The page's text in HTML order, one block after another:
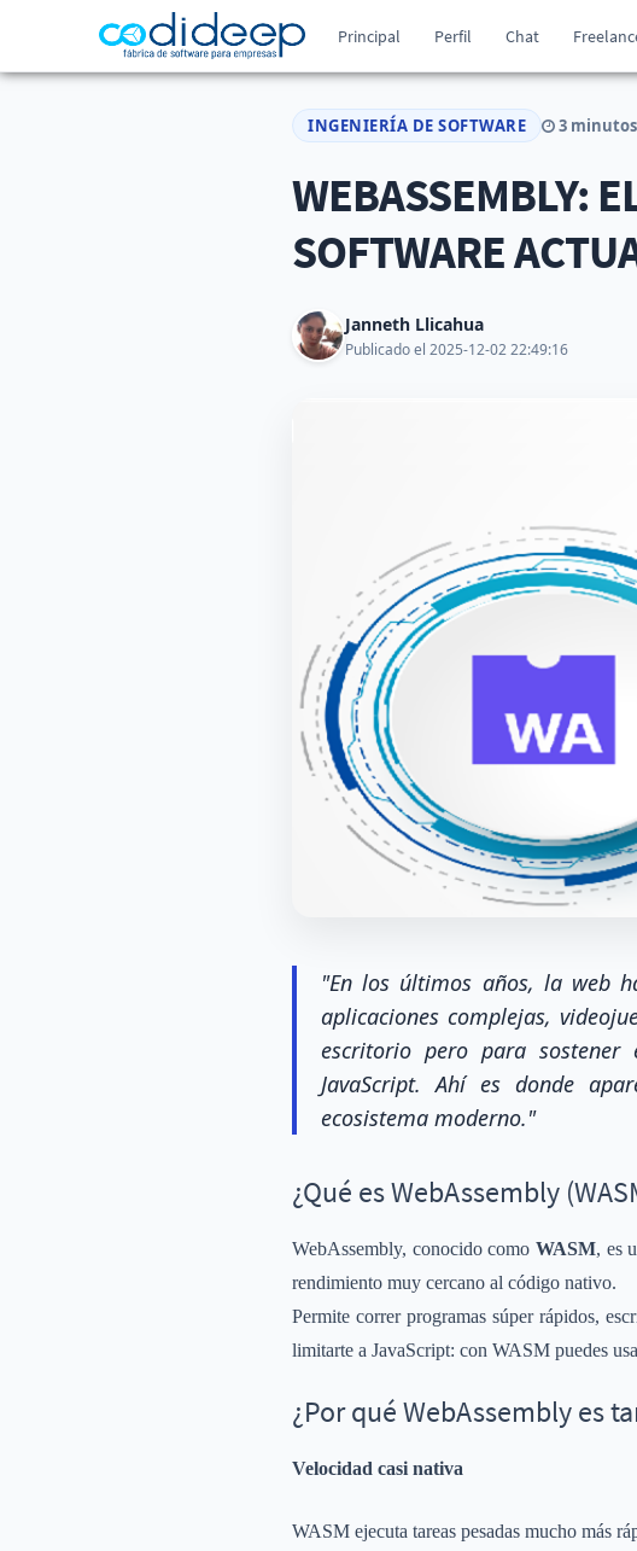
Principal Perfil Chat
INGENIERÍA DE SOFTWARE 3
WEBASSEMBLY:
SOFTWARE
Janneth Llicahua
Publicado el 2025-12-02 22:49:16
"En los últimos años, la web
aplicaciones complejas,
escritorio pero para
JavaScript. Ahí es donde
ecosistema moderno."
¿Qué es WebAssembly
WebAssembly, conocido como WASM, es
rendimiento muy cercano al código nativo.
Permite correr programas súper rápidos,
limitarte a JavaScript: con WASM puedes
¿Por qué WebAssembly es
Velocidad casi nativa
WASM ejecuta tareas pesadas mucho más